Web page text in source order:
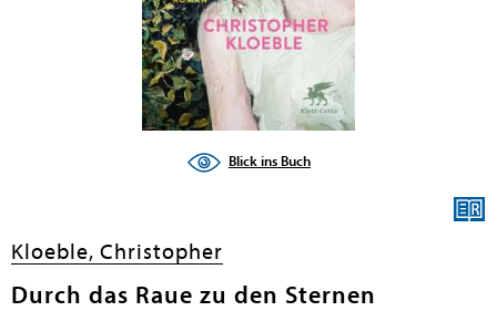
Blick ins Buch
Kloeble, Christopher
Durch das Raue zu den Sternen